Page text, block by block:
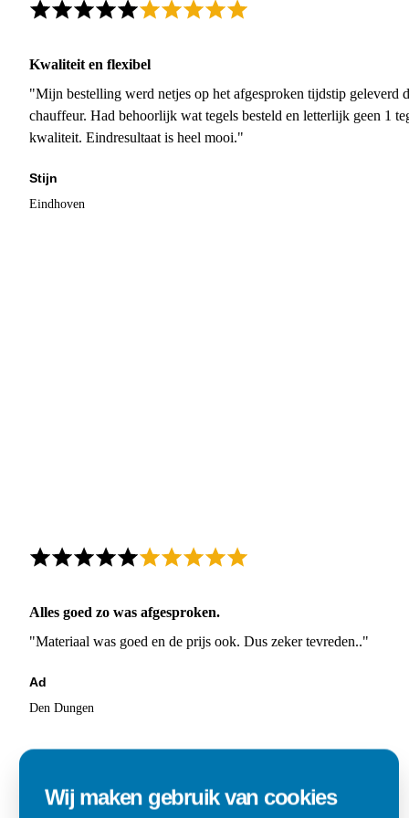
Kwaliteit en flexibel
"Mijn bestelling werd netjes op het afgesproken tijdstip geleverd
chauffeur. Had behoorlijk wat tegels besteld en letterlijk geen 1
kwaliteit. Eindresultaat is heel mooi."
Stijn
Eindhoven
Alles goed zo was afgesproken.
"Materiaal was goed en de prijs ook. Dus zeker tevreden.."
Ad
Den Dungen
Wij maken gebruik van cookies